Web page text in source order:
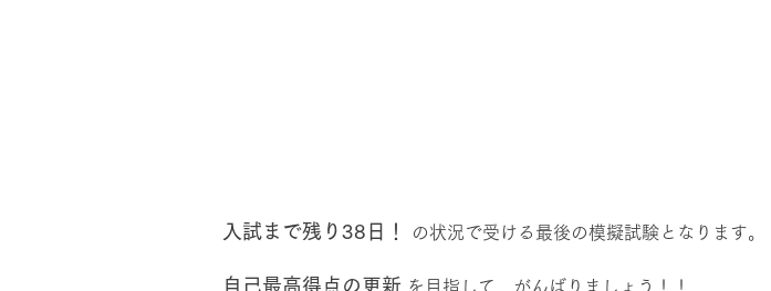
入試まで残り38日！ の状況で受ける最後の模擬試験となります。
自己最高得点の更新 を目指して、がんばりましょう！！